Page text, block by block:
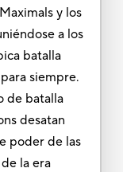
y los
a los
batalla
siempre.
de batalla
desatan
poder de las
la era